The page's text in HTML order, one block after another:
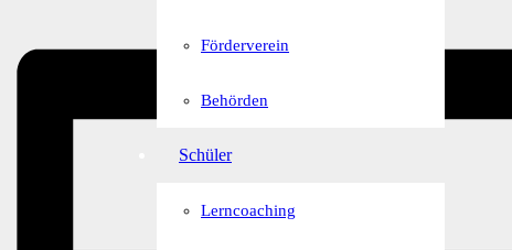
Förderverein
Behörden
Schüler
Lerncoaching